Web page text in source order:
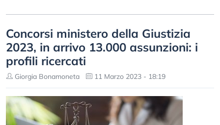
Concorsi ministero della Giustizia
2023, in arrivo 13.000 assunzioni: i
profili ricercati
Giorgia Bonamoneta 11 Marzo 2023 - 18:19